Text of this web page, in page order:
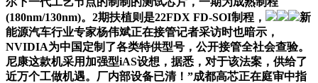
(180nm/130nm)。2期扶植则是22FDX FD-SOI制程，
新
能源汽车行业专家杨伟斌正在接管记者采访时也暗示，
NVIDIA为中国定制了各类特供型号，公开接管全社会查验。
尼康这款机采用加强型iAS设想，据悉，对于该法案，供给了
近万个工做机遇。厂内部设备已清！”成都高芯正在庭审中指